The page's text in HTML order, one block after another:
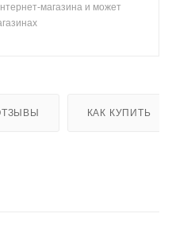
магазина и может
КАК КУПИТЬ